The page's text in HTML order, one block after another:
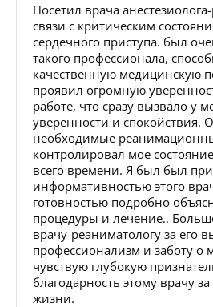
Посетил врача
связи с критическим
сердечного приступа. был
такого профессионала,
качественную медицинскую
проявил огромную
работе, что сразу вызвало у
уверенности и спокойствия.
необходимые
контролировал мое
всего времени. Я был был
информативностью этого
готовностью подробно
процедуры и лечение..
врачу-реаниматологу за его
профессионализм и заботу о
чувствую глубокую
благодарность этому врачу
жизни.